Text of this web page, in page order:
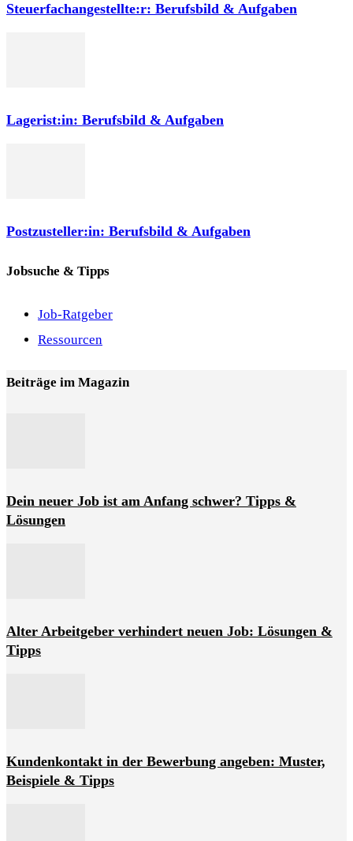
Steuerfachangestellte:r: Berufsbild & Aufgaben
Lagerist:in: Berufsbild & Aufgaben
Postzusteller:in: Berufsbild & Aufgaben
Jobsuche & Tipps
Job-Ratgeber
Ressourcen
Beiträge im Magazin
Dein neuer Job ist am Anfang schwer? Tipps &
Lösungen
Alter Arbeitgeber verhindert neuen Job: Lösungen &
Tipps
Kundenkontakt in der Bewerbung angeben: Muster,
Beispiele & Tipps